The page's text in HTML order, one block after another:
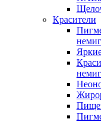
Красители